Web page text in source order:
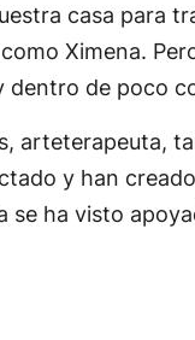
casa para
Ximena.
de poco
arteterapeuta,
y han
se ha visto